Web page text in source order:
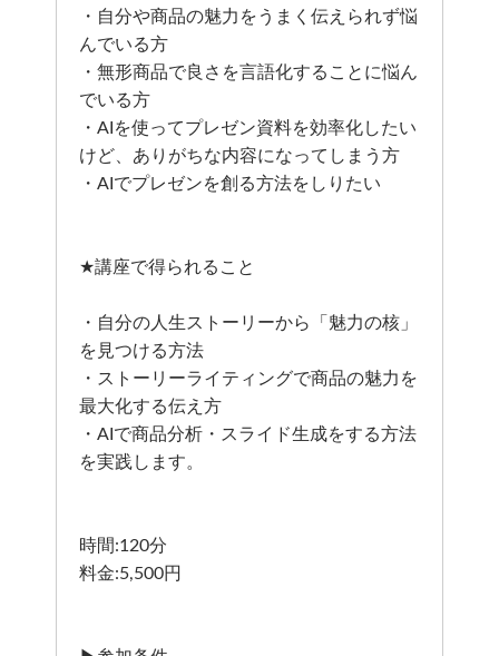
・自分や商品の魅力をうまく伝えられず悩
んでいる方
・無形商品で良さを言語化することに悩ん
でいる方
・AIを使ってプレゼン資料を効率化したい
けど、ありがちな内容になってしまう方
・AIでプレゼンを創る方法をしりたい
★講座で得られること
・自分の人生ストーリーから「魅力の核」
を見つける方法
・ストーリーライティングで商品の魅力を
最大化する伝え方
・AIで商品分析・スライド生成をする方法
を実践します。
時間:120分
料金:5,500円